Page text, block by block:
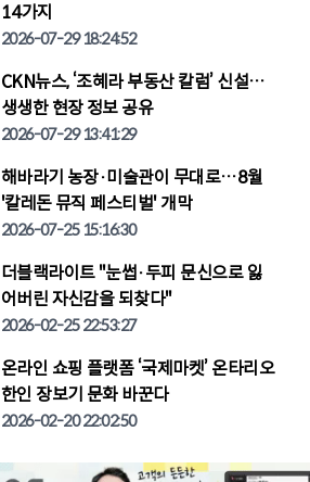
14가지
2026-07-29 18:24:52
CKN뉴스, ‘조혜라 부동산 칼럼’ 신설…
생생한 현장 정보 공유
2026-07-29 13:41:29
해바라기 농장·미술관이 무대로…8월
'칼레돈 뮤직 페스티벌' 개막
2026-07-25 15:16:30
더블랙라이트 "눈썹·두피 문신으로 잃
어버린 자신감을 되찾다"
2026-02-25 22:53:27
온라인 쇼핑 플랫폼 ‘국제마켓’ 온타리오
한인 장보기 문화 바꾼다
2026-02-20 22:02:50